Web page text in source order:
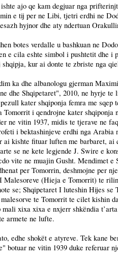
ajo qe kam degjuar nga
e tij per ne Libi, tjetri erdhi ne
hyjnor dhe aty ndertuan
botes verdalle u bashkuan ne
cila eshte simbol i pushtetit dhe i
kur ai donte te zbriste nga
ka dhe albanologu gjerman
dhe Shqipetaret", 2010, ne hyrje te
kater shqiponja femra me sqep
i qendrojne kater shqiponja
vitin 1937, midis te tjerave ne
i bektashinjeve erdhi nga
kishte fituar luften me barbaret, ai
se ne kete legjende J. Swire e
vite ne muajin Gusht. Mendimet e
per Tomorrin, deshmojne per
(Hieja e Tomorrit) te
se; Shqipetaret I luteshin Hijes se
te Tomorrit te cilet kishin
mali xixa xixa e nxjerr shkëndia
armete ne lufte.
edhe shokët e atyreve. Tek kane
ne vitin 1939 duke referuar